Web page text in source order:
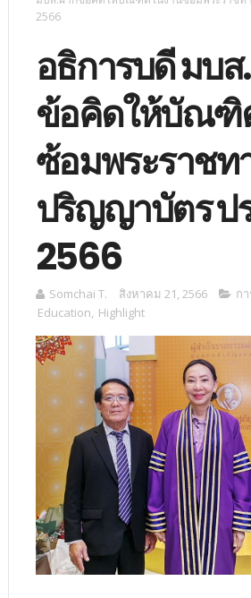
2566
อธิการบดี มบ
ข้อคิดให้บัณฑิ
ซ้อมพระราชท
ปริญญาบัตร ป
2566
Somchai T. สิงหาคม 21, 2566 ก
Education, Highlight